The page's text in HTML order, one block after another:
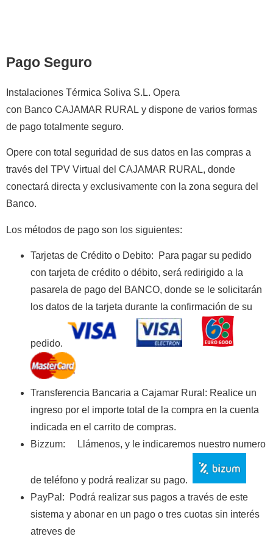
Pago Seguro
Instalaciones Térmica Soliva S.L. Opera
con Banco CAJAMAR RURAL y dispone de varios formas
de pago totalmente seguro.
Opere con total seguridad de sus datos en las compras a
través del TPV Virtual del CAJAMAR RURAL, donde
conectará directa y exclusivamente con la zona segura del
Banco.
Los métodos de pago son los siguientes:
Tarjetas de Crédito o Debito:
Para pagar su pedido
con tarjeta de crédito o débito, será redirigido a la
pasarela de pago del BANCO, donde se le solicitarán
los datos de la tarjeta durante la confirmación de su
pedido.
Transferencia Bancaria a Cajamar Rura l: Realice un
ingreso por el importe total de la compra en la cuenta
indicada en el carrito de compras.
Bizzum:
Llámenos, y le indicaremos nuestro numero
de teléfono y podrá realizar su pago.
PayPal:
Podrá realizar sus pagos a través de este
sistema y abonar en un pago o tres cuotas sin interés
atreves de